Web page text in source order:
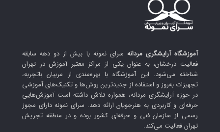
آموزشگاه آرایشگری مردانه سرای نمونه با بیش از دو دهه سابقه
فعالیت درخشان، به عنوان یکی از مراکز معتبر آموزش در تهران
شناخته می‌شود. این آموزشگاه با بهره‌مندی از مربیان باتجربه،
تجهیزات به‌روز و استفاده از جدیدترین روش‌ها و تکنیک‌های آموزشی
در حوزه آرایشگری مردانه، همواره تلاش داشته است آموزش‌هایی
حرفه‌ای و کاربردی به هنرجویان ارائه دهد. سرای نمونه دارای مجوز
رسمی از سازمان فنی و حرفه‌ای کشور بوده و در منطقه تجریش
تهران فعالیت می‌کند.